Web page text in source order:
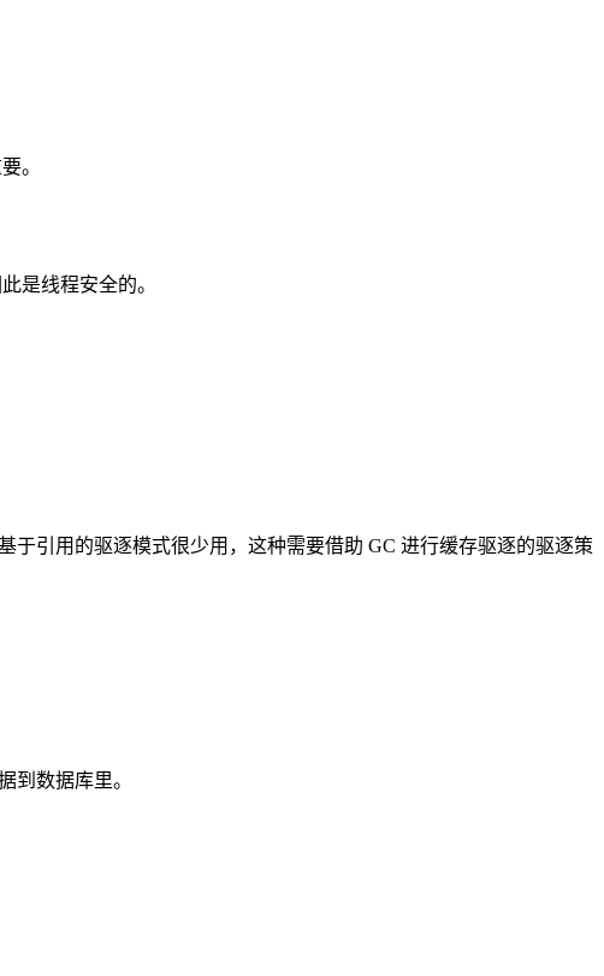
。
是线程安全的。
引用的驱逐模式很少用，这种需要借助 GC 进行缓存驱逐的驱逐策
到数据库里。